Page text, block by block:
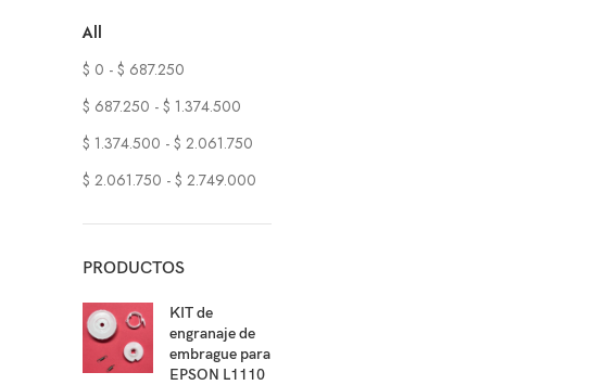
All
$ 0 - $ 687.250
$ 687.250 - $ 1.374.500
$ 1.374.500 - $ 2.061.750
$ 2.061.750 - $ 2.749.000
PRODUCTOS
KIT de
engranaje de
embrague para
EPSON L1110